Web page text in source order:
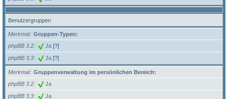
Benutzergruppen
Merkmal
Gruppen-Typen:
phpBB 3.2
Ja [?]
phpBB 3.3 Ja [?]
Merkmal
Gruppenverwaltung im persönlichen Bereich:
phpBB 3.2
Ja
phpBB 3.3 Ja